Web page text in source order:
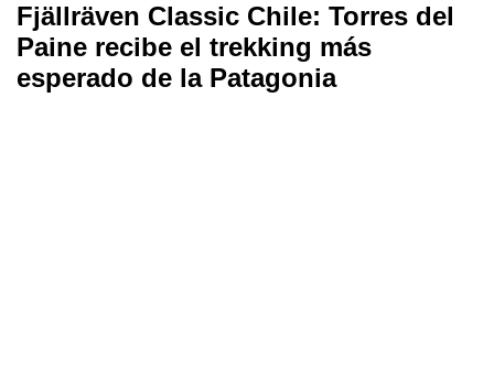
Fjällräven Classic Chile: Torres del
Paine recibe el trekking más
esperado de la Patagonia